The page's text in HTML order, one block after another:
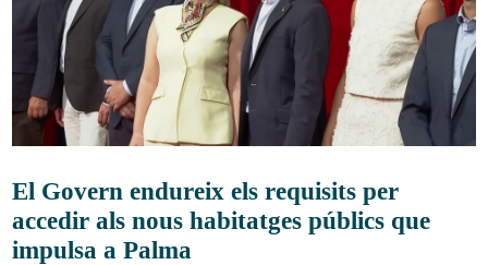
El Govern endureix els requisits per
accedir als nous habitatges públics que
impulsa a Palma